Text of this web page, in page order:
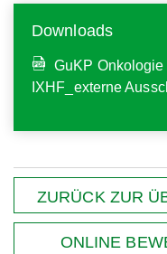
Downloads
GuKP
IXHF_externe
ZURÜCK ZUR
ONLINE